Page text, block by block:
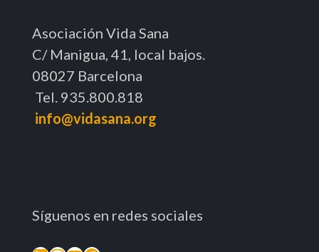
Asociación Vida Sana
C/ Manigua, 41, local bajos.
08027 Barcelona
Tel. 935.800.818
info@vidasana.org
Síguenos en redes sociales